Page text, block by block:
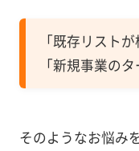
「既存リスト
「新規事業の
そのようなお悩み